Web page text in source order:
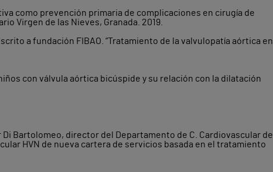
como prevención primaria de complicaciones en cirugía de
Virgen de las Nieves, Granada. 2019.
a fundación FIBAO. “Tratamiento de la valvulopatía aórtica en
con válvula aórtica bicúspide y su relación con la dilatación
Bartolomeo, director del Departamento de C. Cardiovascular de
HVN de nueva cartera de servicios basada en el tratamiento